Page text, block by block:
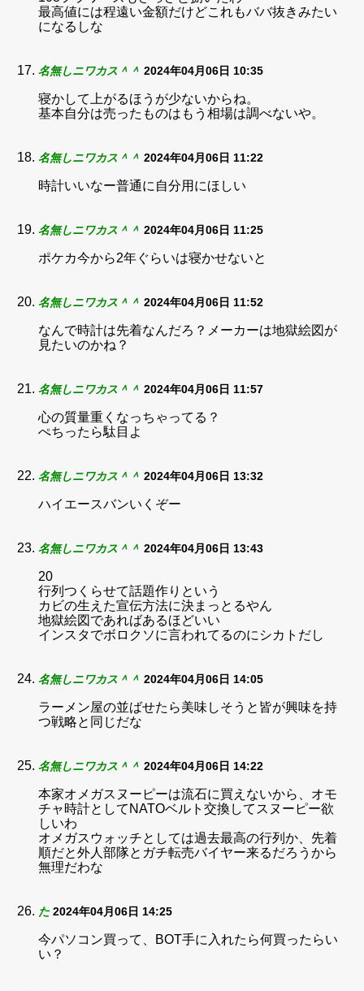
最高値には程遠い金額だけどこれもババ抜きみたい
になるしな
名無しニワカス＾＾ 2024年04月06日 10:35
寝かして上がるほうが少ないからね。
基本自分は売ったものはもう相場は調べないや。
名無しニワカス＾＾ 2024年04月06日 11:22
時計いいなー普通に自分用にほしい
名無しニワカス＾＾ 2024年04月06日 11:25
ポケカ今から2年ぐらいは寝かせないと
名無しニワカス＾＾ 2024年04月06日 11:52
なんで時計は先着なんだろ？メーカーは地獄絵図が
見たいのかね？
名無しニワカス＾＾ 2024年04月06日 11:57
心の質量重くなっちゃってる？
ぺちったら駄目よ
名無しニワカス＾＾ 2024年04月06日 13:32
ハイエースバンいくぞー
名無しニワカス＾＾ 2024年04月06日 13:43
20
行列つくらせて話題作りという
カビの生えた宣伝方法に決まっとるやん
地獄絵図であればあるほどいい
インスタでボロクソに言われてるのにシカトだし
名無しニワカス＾＾ 2024年04月06日 14:05
ラーメン屋の並ばせたら美味しそうと皆が興味を持
つ戦略と同じだな
名無しニワカス＾＾ 2024年04月06日 14:22
本家オメガスヌーピーは流石に買えないから、オモ
チャ時計としてNATOベルト交換してスヌーピー欲
しいわ
オメガスウォッチとしては過去最高の行列か、先着
順だと外人部隊とガチ転売バイヤー来るだろうから
無理だわな
た 2024年04月06日 14:25
今パソコン買って、BOT手に入れたら何買ったらい
い？